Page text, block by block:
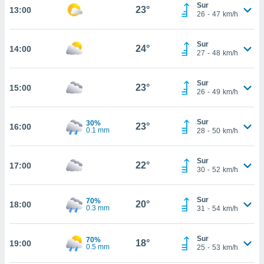
de que
el sitio
para
o
aunque
no
Puedes
acceder a
13:00 23°
Sur
26 - 47 km/h
14:00 24°
Sur
27 - 48 km/h
15:00 23°
Sur
26 - 49 km/h
16:00
30%
0.1 mm
23°
Sur
28 - 50 km/h
17:00 22°
Sur
30 - 52 km/h
18:00
70%
0.3 mm
20°
Sur
31 - 54 km/h
19:00
70%
0.5 mm
18°
Sur
25 - 53 km/h